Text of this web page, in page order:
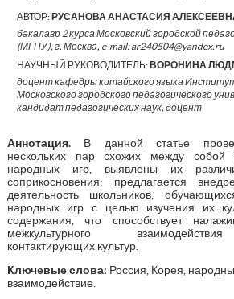
АВТОР:РУСАНОВА АНАСТАСИЯ
бакалавр 2 курса Московский городской
(МГПУ), г. Москва, e-mail: ar240504@yandex.ru
НАУЧНЫЙ РУКОВОДИТЕЛЬ:ВОРОНИНА
доцент кафедры китайского языка
Московского городского педагогического
кандидат педагогических наук, доцент
Аннотация.В данной статье
нескольких пар схожих между собой
народных игр, выявлены их
соприкосновения; предлагается
деятельность школьников,
народных игр с целью изучения их
содержания, что способствует
межкультурного
контактирующих культур.
Ключевые слова: Россия, Корея,
взаимодействие.